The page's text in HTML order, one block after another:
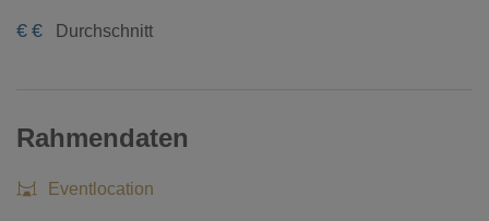
€ € Durchschnitt
Rahmendaten
Eventlocation